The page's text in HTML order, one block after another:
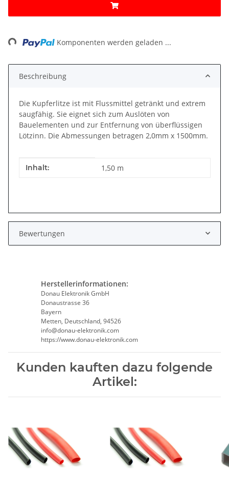
Komponenten werden geladen ...
Beschreibung
Die Kupferlitze ist mit Flussmittel getränkt und extrem
saugfähig. Sie eignet sich zum Auslöten von
Bauelementen und zur Entfernung von überflüssigen
Lötzinn. Die Abmessungen betragen 2,0mm x 1500mm.
Produkteigenschaft
Wert
Inhalt: 1,50 m
Bewertungen
Herstellerinformationen:
Donau Elektronik GmbH
Donaustrasse 36
Bayern
Metten, Deutschland, 94526
info@donau-elektronik.com
https://www.donau-elektronik.com
Kunden kauften dazu folgende
Artikel: